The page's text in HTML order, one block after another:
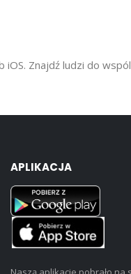
iOS. Znajdź ludzi do
APLIKACJA